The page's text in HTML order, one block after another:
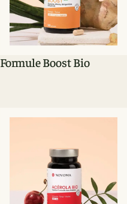
Formule Boost Bio